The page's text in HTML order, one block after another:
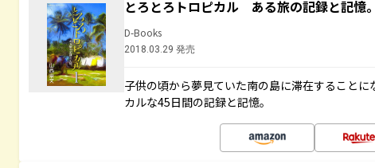
とろとろトロピカル ある旅の記録と記
D-Books
2018.03.29 発売
子供の頃から夢見ていた南の島に滞在すること
カルな45日間の記録と記憶。